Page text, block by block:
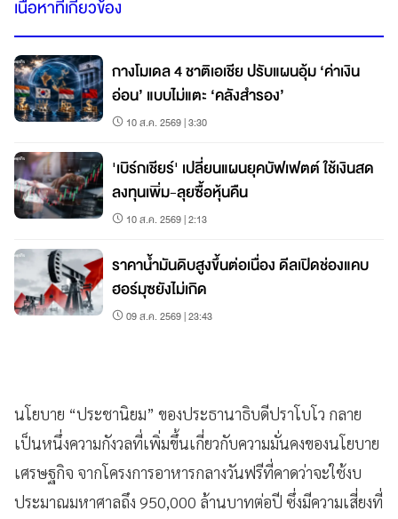
เนื้อหาที่เกี่ยวข้อง
กางโมเดล 4 ชาติเอเชีย ปรับแผนอุ้ม ‘ค่าเงิน
อ่อน’ แบบไม่แตะ ‘คลังสำรอง’
10 ส.ค. 2569 | 3:30
'เบิร์กเชียร์' เปลี่ยนแผนยุคบัฟเฟตต์ ใช้เงินสด
ลงทุนเพิ่ม-ลุยซื้อหุ้นคืน
10 ส.ค. 2569 | 2:13
ราคาน้ำมันดิบสูงขึ้นต่อเนื่อง ดีลเปิดช่องแคบ
ฮอร์มุซยังไม่เกิด
09 ส.ค. 2569 | 23:43
นโยบาย “ประชานิยม” ของประธานาธิบดีปราโบโว กลาย
เป็นหนึ่งความกังวลที่เพิ่มขึ้นเกี่ยวกับความมั่นคงของนโยบาย
เศรษฐกิจ จากโครงการอาหารกลางวันฟรีที่คาดว่าจะใช้งบ
ประมาณมหาศาลถึง 950,000 ล้านบาทต่อปี ซึ่งมีความเสี่ยงที่